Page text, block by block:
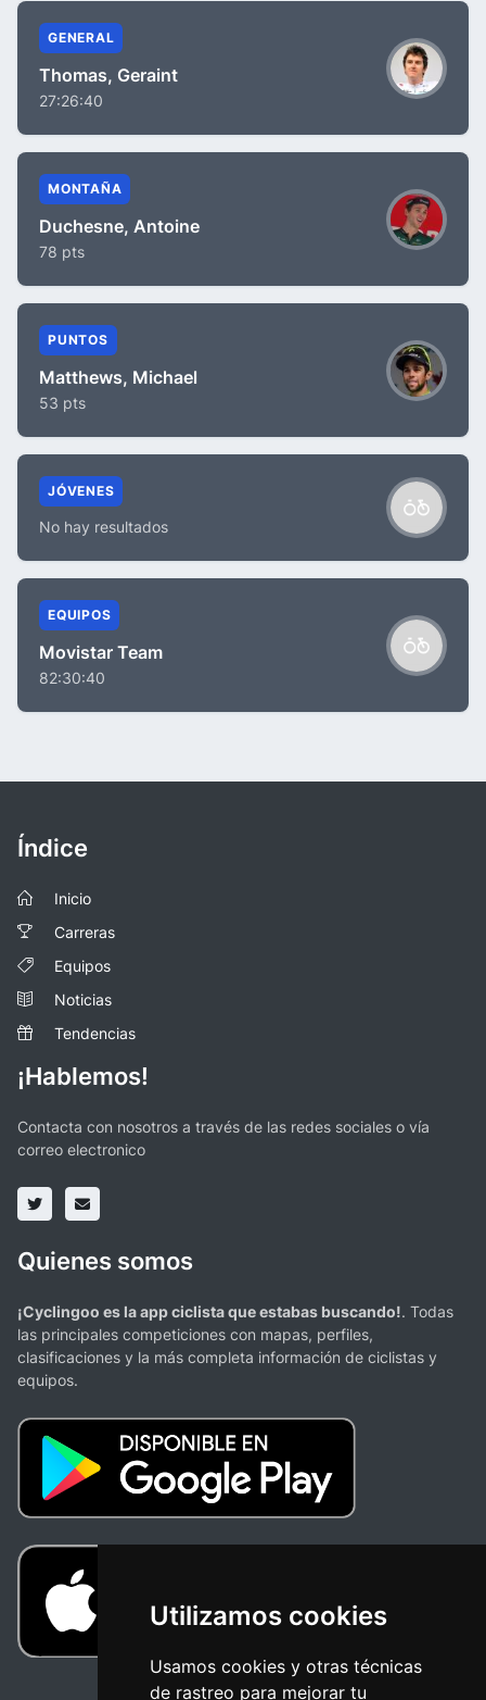
Utilizamos cookies
Usamos cookies y otras técnicas
de rastreo para mejorar tu
GENERAL
Thomas, Geraint
27:26:40
MONTAÑA
Duchesne, Antoine
78 pts
PUNTOS
Matthews, Michael
53 pts
JÓVENES
No hay resultados
EQUIPOS
Movistar Team
82:30:40
Índice
Inicio
Carreras
Equipos
Noticias
Tendencias
¡Hablemos!
Contacta con nosotros a través de las redes sociales o vía
correo electronico
Quienes somos
¡Cyclingoo es la app ciclista que estabas buscando!. Todas
las principales competiciones con mapas, perfiles,
clasificaciones y la más completa información de ciclistas y
equipos.